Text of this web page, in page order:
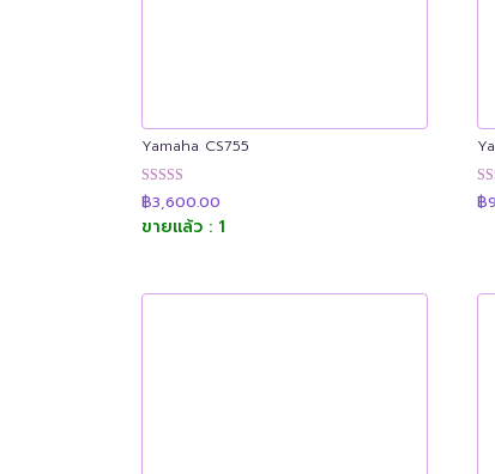
Yamaha CS755
ให้คะแนน
4.91
ตั้งแต่ 1-5
฿3,600.00
ขายแล้ว : 1
ใ
฿